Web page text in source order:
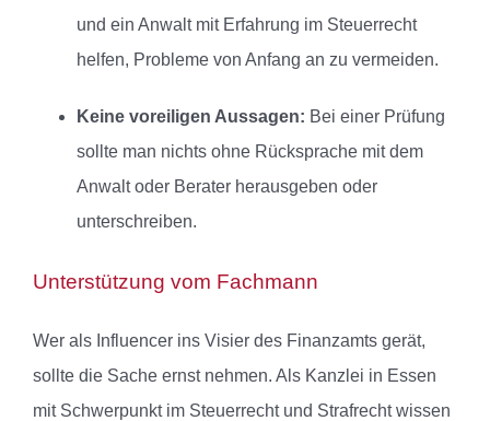
und ein Anwalt mit Erfahrung im Steuerrecht
helfen, Probleme von Anfang an zu vermeiden.
Keine voreiligen Aussagen: Bei einer Prüfung
sollte man nichts ohne Rücksprache mit dem
Anwalt oder Berater herausgeben oder
unterschreiben.
Unterstützung vom Fachmann
Wer als Influencer ins Visier des Finanzamts gerät,
sollte die Sache ernst nehmen. Als Kanzlei in Essen
mit Schwerpunkt im Steuerrecht und Strafrecht wissen